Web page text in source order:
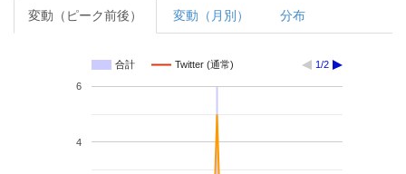
変動（ピーク前後） 変動（月別） 分布
合計 Twitter (通常) 1/2
4
6